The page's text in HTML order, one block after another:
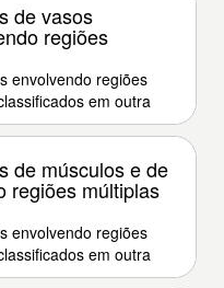
de vasos
regiões
envolvendo regiões
em outra
de músculos e de
regiões múltiplas
envolvendo regiões
em outra